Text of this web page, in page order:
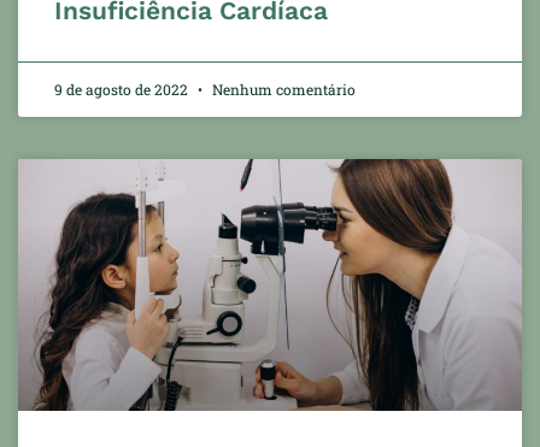
Insuficiência Cardíaca
9 de agosto de 2022 Nenhum comentário